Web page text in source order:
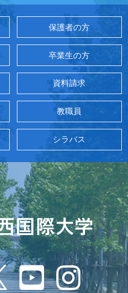
保護者の方
卒業生の方
資料請求
教職員
シラバス